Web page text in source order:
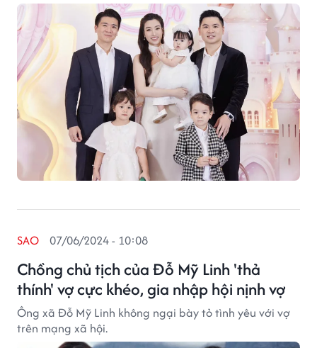
Chồng chủ tịch của Đỗ Mỹ Linh 'thả
thính' vợ cực khéo, gia nhập hội nịnh vợ
SAO 07/06/2024 - 10:08
Ông xã Đỗ Mỹ Linh không ngại bày tỏ tình yêu với vợ
trên mạng xã hội.